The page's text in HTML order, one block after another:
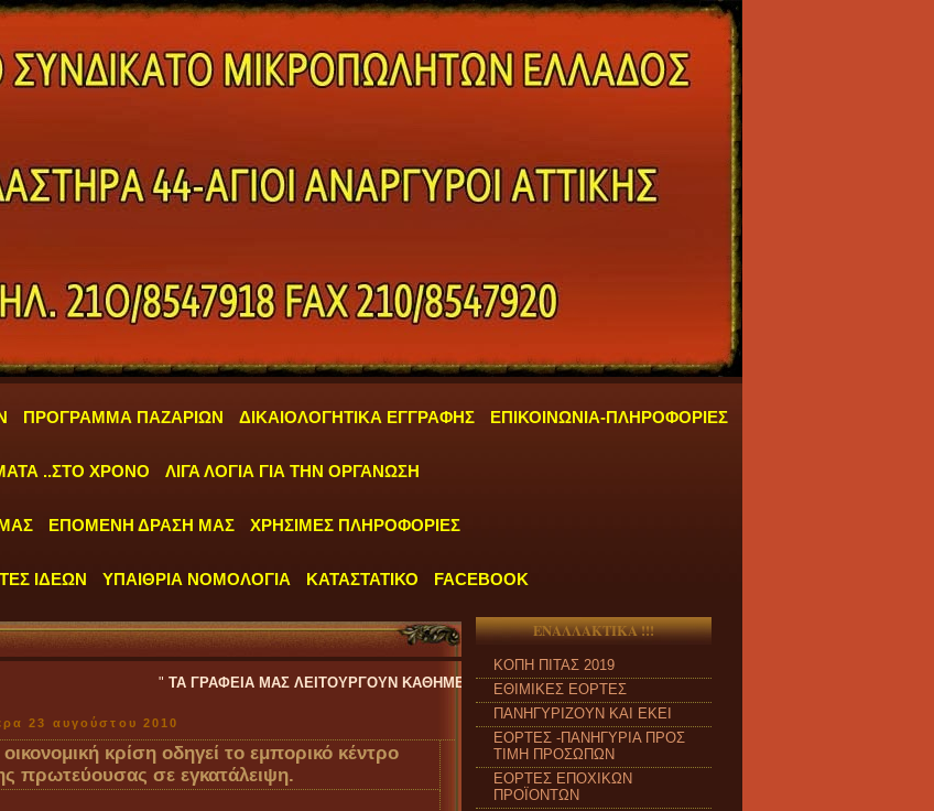
ΠΡΟΓΡΑΜΜΑ ΠΑΖΑΡΙΩΝ ΔΙΚΑΙΟΛΟΓΗΤΙΚΑ ΕΓΓΡΑΦΗΣ ΕΠΙΚΟΙΝΩΝΙΑ-ΠΛΗΡΟΦΟΡΙΕΣ
..ΣΤΟ ΧΡΟΝΟ ΛΙΓΑ ΛΟΓΙΑ ΓΙΑ ΤΗΝ ΟΡΓΑΝΩΣΗ
ΕΠΟΜΕΝΗ ΔΡΑΣΗ ΜΑΣ ΧΡΗΣΙΜΕΣ ΠΛΗΡΟΦΟΡΙΕΣ
ΙΔΕΩΝ ΥΠΑΙΘΡΙΑ ΝΟΜΟΛΟΓΙΑ ΚΑΤΑΣΤΑΤΙΚΟ FACEBOOK
ΤΑ ΓΡΑΦΕΙΑ ΜΑΣ ΛΕΙΤΟΥΡΓΟΥΝ ΚΑΘΗΜΕΡΙΝΑ ΑΠΟ ΔΕΥΤΕΡΑ έως ΠΑΡΑΣΚΕΥΗ και από ώρα 09:00 π.μ. έως 04:00 μ.μ.
23 αυγούστου 2010
κρίση οδηγεί το εμπορικό κέντρο
πρωτεύουσας σε εγκατάλειψη.
ΕΝΑΛΛΑΚΤΙΚΑ !!!
ΚΟΠΗ ΠΙΤΑΣ 2019
ΕΘΙΜΙΚΕΣ ΕΟΡΤΕΣ
ΠΑΝΗΓΥΡΙΖΟΥΝ ΚΑΙ ΕΚΕΙ
ΕΟΡΤΕΣ -ΠΑΝΗΓΥΡΙΑ ΠΡΟΣ
ΤΙΜΗ ΠΡΟΣΩΠΩΝ
ΕΟΡΤΕΣ ΕΠΟΧΙΚΩΝ
ΠΡΟΪΟΝΤΩΝ